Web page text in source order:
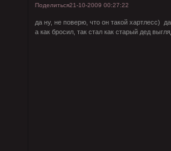
Поделиться21-10-2009 00:27:22
да ну, не поверю, что он такой хартлесс)
а как бросил, так стал как старый дед